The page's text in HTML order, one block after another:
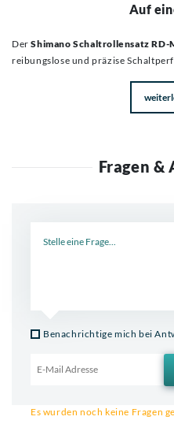
Auf
DerShimano Schaltrollensatz RD-
reibungslose und präzise
Fragen
Benachrichtige mich bei
Es wurden noch keine Fragen